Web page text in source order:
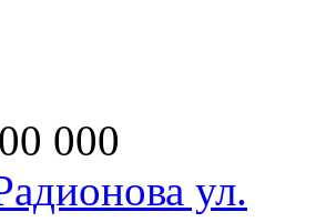
000
ул.